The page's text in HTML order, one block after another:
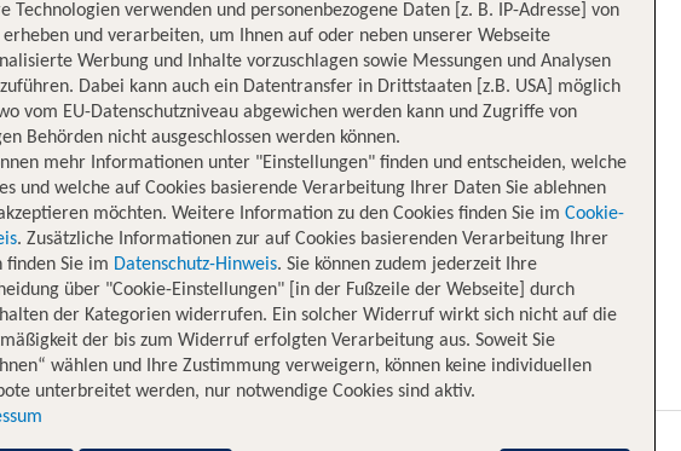
Hotelinformationen Lage Bewertungen
Technologien verwenden und personenbezogene Daten [z. B. IP-Adresse] von
erheben und verarbeiten, um Ihnen auf oder neben unserer Webseite
Werbung und Inhalte vorzuschlagen sowie Messungen und Analysen
Dabei kann auch ein Datentransfer in Drittstaaten [z.B. USA] möglich
vom EU-Datenschutzniveau abgewichen werden kann und Zugriffe von
Behörden nicht ausgeschlossen werden können.
mehr Informationen unter "Einstellungen" finden und entscheiden, welche
und welche auf Cookies basierende Verarbeitung Ihrer Daten Sie ablehnen
möchten. Weitere Information zu den Cookies finden Sie im Cookie-
. Zusätzliche Informationen zur auf Cookies basierenden Verarbeitung Ihrer
finden Sie im Datenschutz-Hinweis. Sie können zudem jederzeit Ihre
über "Cookie-Einstellungen" [in der Fußzeile der Webseite] durch
der Kategorien widerrufen. Ein solcher Widerruf wirkt sich nicht auf die
der bis zum Widerruf erfolgten Verarbeitung aus. Soweit Sie
wählen und Ihre Zustimmung verweigern, können keine individuellen
unterbreitet werden, nur notwendige Cookies sind aktiv.